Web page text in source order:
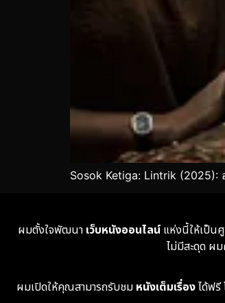
Sosok Ketiga: Lintrik
ผมตั้งใจพัฒนา เว็บหนังออนไลน์แห่งนี้ให้เป็น
ไม่มีสะดุด ผ
ผมเปิดให้คุณสามารถรับชม หนังเต็มเรื่องได้ฟรี